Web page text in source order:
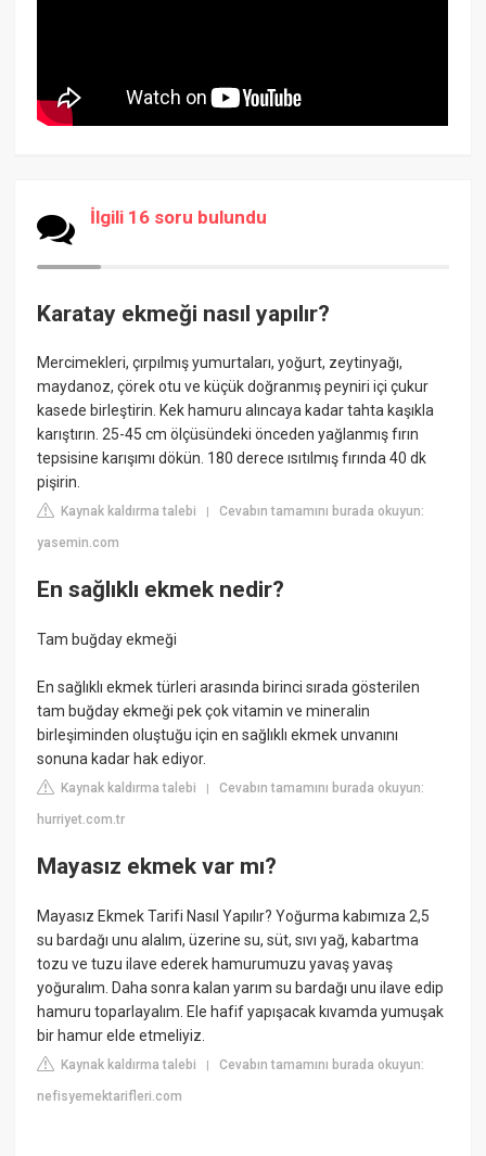
İlgili 16 soru bulundu
Karatay ekmeği nasıl yapılır?
Mercimekleri, çırpılmış yumurtaları, yoğurt, zeytinyağı,
maydanoz, çörek otu ve küçük doğranmış peyniri içi çukur
kasede birleştirin. Kek hamuru alıncaya kadar tahta kaşıkla
karıştırın. 25-45 cm ölçüsündeki önceden yağlanmış fırın
tepsisine karışımı dökün. 180 derece ısıtılmış fırında 40 dk
pişirin.
Kaynak kaldırma talebi |Cevabın tamamını burada okuyun:
yasemin.com
En sağlıklı ekmek nedir?
Tam buğday ekmeği
En sağlıklı ekmek türleri arasında birinci sırada gösterilen
tam buğday ekmeği pek çok vitamin ve mineralin
birleşiminden oluştuğu için en sağlıklı ekmek unvanını
sonuna kadar hak ediyor.
Kaynak kaldırma talebi |Cevabın tamamını burada okuyun:
hurriyet.com.tr
Mayasız ekmek var mı?
Mayasız Ekmek Tarifi Nasıl Yapılır? Yoğurma kabımıza 2,5
su bardağı unu alalım, üzerine su, süt, sıvı yağ, kabartma
tozu ve tuzu ilave ederek hamurumuzu yavaş yavaş
yoğuralım. Daha sonra kalan yarım su bardağı unu ilave edip
hamuru toparlayalım. Ele hafif yapışacak kıvamda yumuşak
bir hamur elde etmeliyiz.
Kaynak kaldırma talebi |Cevabın tamamını burada okuyun:
nefisyemektarifleri.com